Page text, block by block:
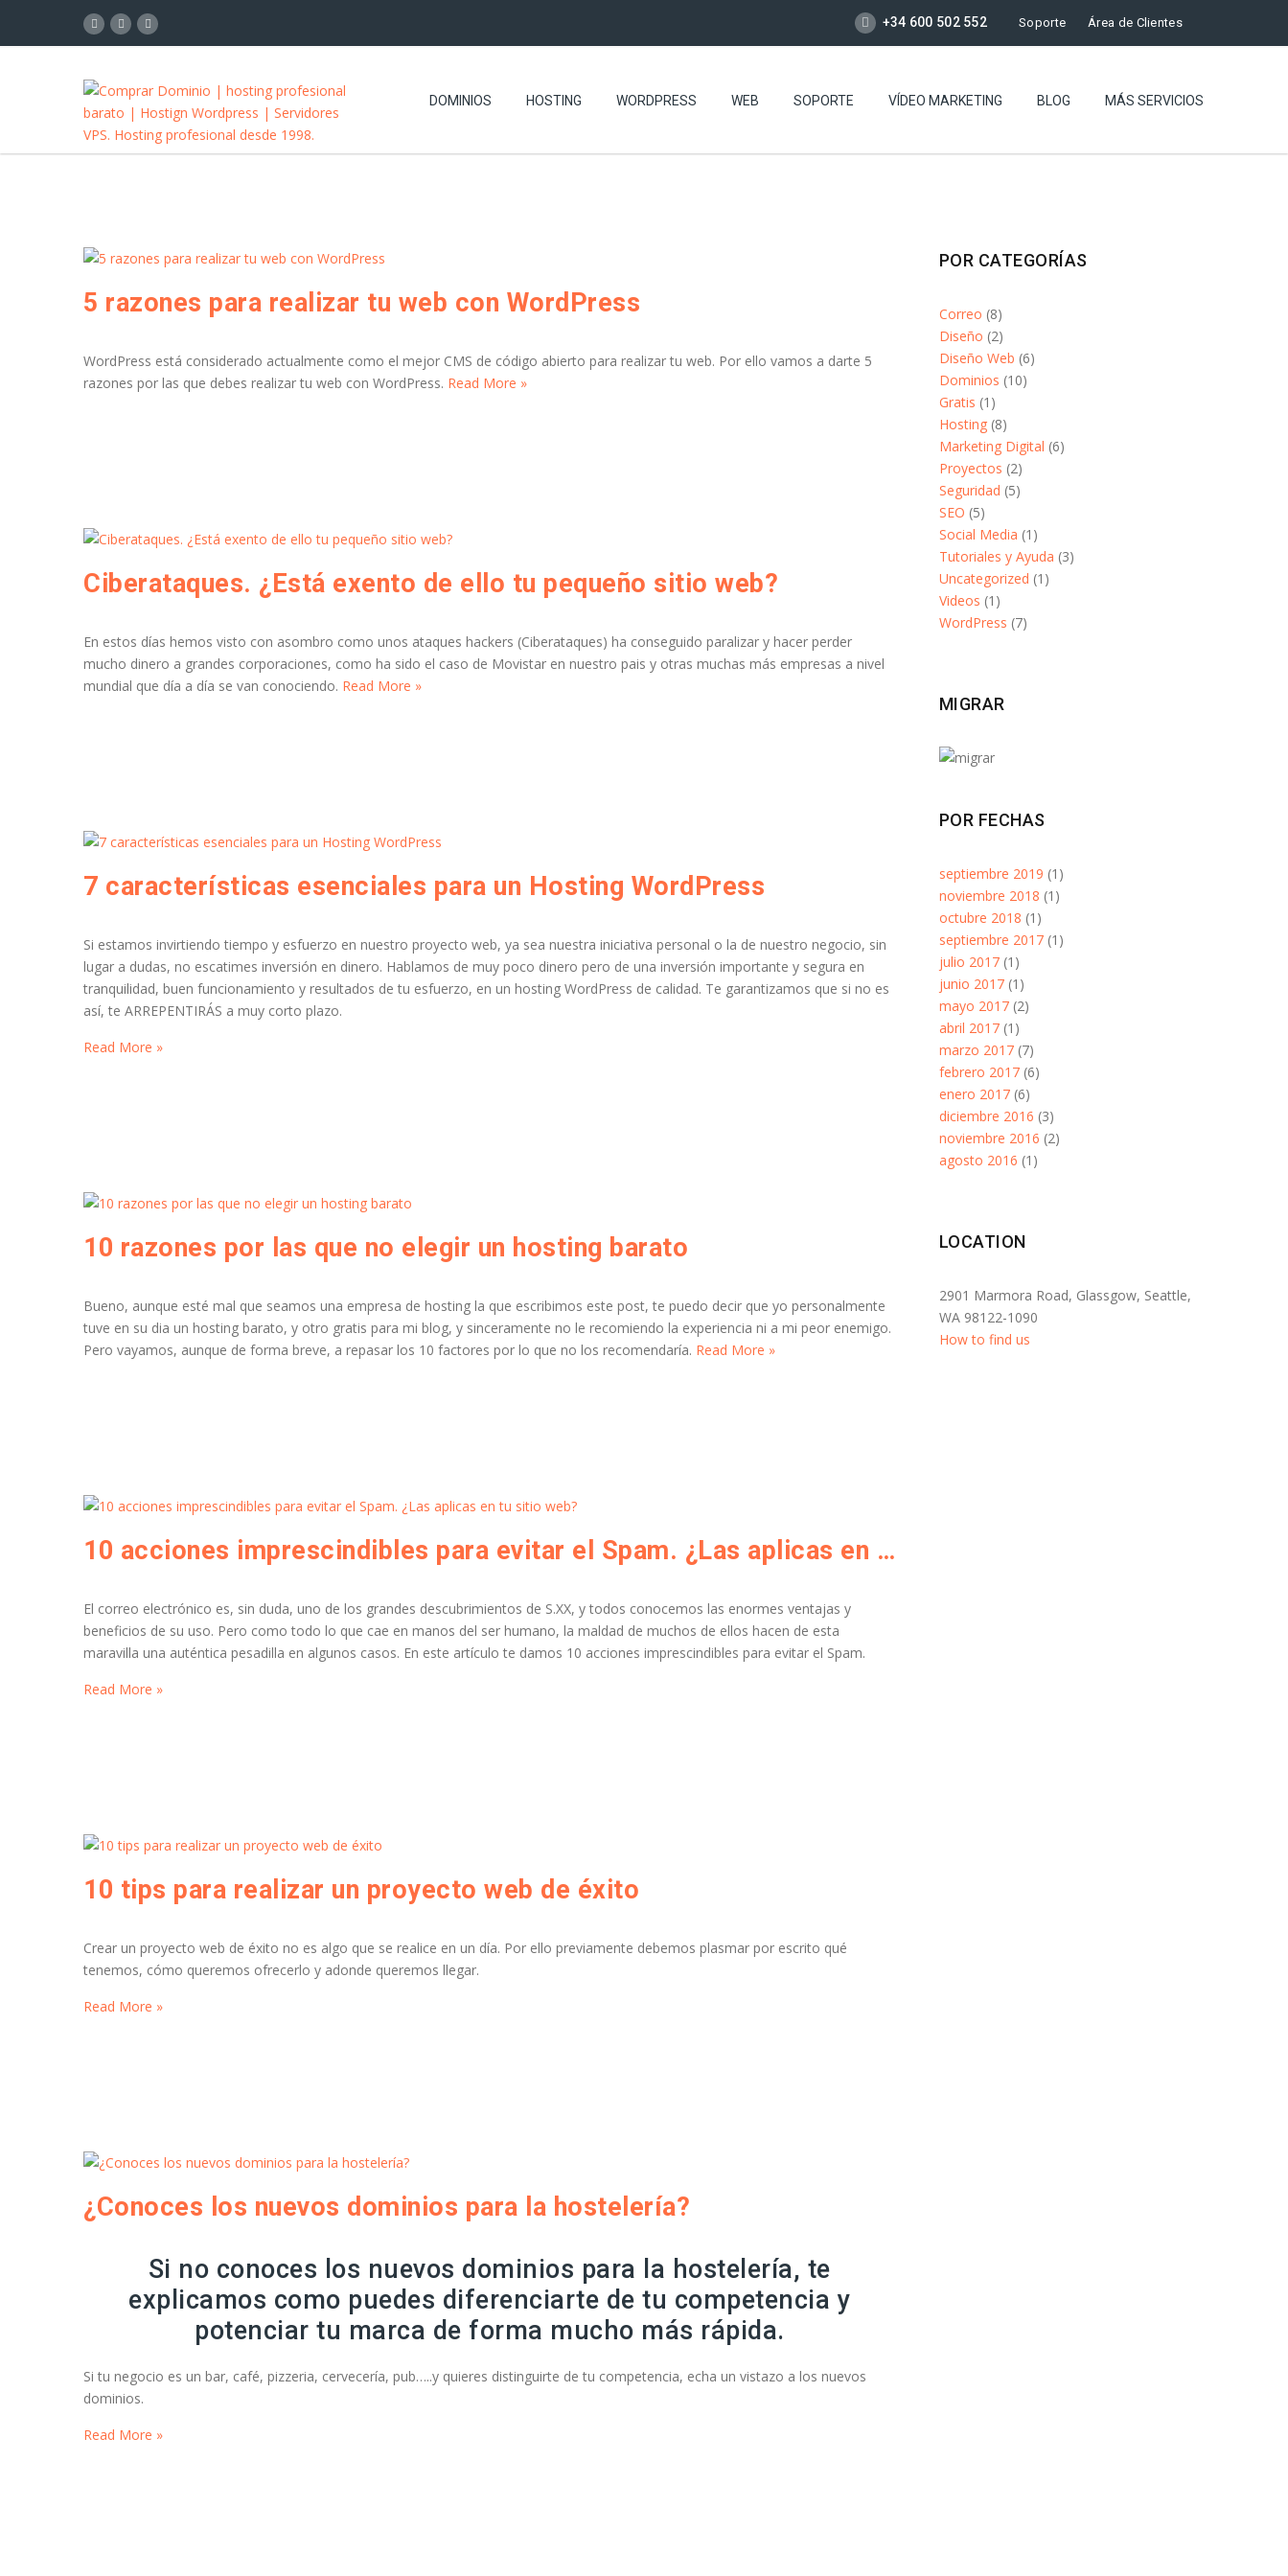
Soporte Área de Clientes
+34 600 502 552
DOMINIOS HOSTING WORDPRESS WEB SOPORTE VÍDEO MARKETING BLOG MÁS SERVICIOS
5 razones para realizar tu web con WordPress
WordPress está considerado actualmente como el mejor CMS de código abierto para realizar tu web. Por ello vamos a darte 5
razones por las que debes realizar tu web con WordPress. Read More »
Ciberataques. ¿Está exento de ello tu pequeño sitio web?
En estos días hemos visto con asombro como unos ataques hackers (Ciberataques) ha conseguido paralizar y hacer perder
mucho dinero a grandes corporaciones, como ha sido el caso de Movistar en nuestro pais y otras muchas más empresas a nivel
mundial que día a día se van conociendo. Read More »
7 características esenciales para un Hosting WordPress
Si estamos invirtiendo tiempo y esfuerzo en nuestro proyecto web, ya sea nuestra iniciativa personal o la de nuestro negocio, sin
lugar a dudas, no escatimes inversión en dinero. Hablamos de muy poco dinero pero de una inversión importante y segura en
tranquilidad, buen funcionamiento y resultados de tu esfuerzo, en un hosting WordPress de calidad. Te garantizamos que si no es
así, te ARREPENTIRÁS a muy corto plazo.
Read More »
10 razones por las que no elegir un hosting barato
Bueno, aunque esté mal que seamos una empresa de hosting la que escribimos este post, te puedo decir que yo personalmente
tuve en su dia un hosting barato, y otro gratis para mi blog, y sinceramente no le recomiendo la experiencia ni a mi peor enemigo.
Pero vayamos, aunque de forma breve, a repasar los 10 factores por lo que no los recomendaría. Read More »
10 acciones imprescindibles para evitar el Spam. ¿Las aplicas en tu sitio web?
El correo electrónico es, sin duda, uno de los grandes descubrimientos de S.XX, y todos conocemos las enormes ventajas y
beneficios de su uso. Pero como todo lo que cae en manos del ser humano, la maldad de muchos de ellos hacen de esta
maravilla una auténtica pesadilla en algunos casos. En este artículo te damos 10 acciones imprescindibles para evitar el Spam.
Read More »
10 tips para realizar un proyecto web de éxito
Crear un proyecto web de éxito no es algo que se realice en un día. Por ello previamente debemos plasmar por escrito qué
tenemos, cómo queremos ofrecerlo y adonde queremos llegar.
Read More »
¿Conoces los nuevos dominios para la hostelería?
Si no conoces los nuevos dominios para la hostelería, te
explicamos como puedes diferenciarte de tu competencia y
potenciar tu marca de forma mucho más rápida.
Si tu negocio es un bar, café, pizzeria, cervecería, pub…..y quieres distinguirte de tu competencia, echa un vistazo a los nuevos
dominios.
Read More »
POR CATEGORÍAS
Correo (8)
Diseño (2)
Diseño Web (6)
Dominios (10)
Gratis (1)
Hosting(8)
Marketing Digital (6)
Proyectos (2)
Seguridad (5)
SEO (5)
Social Media (1)
Tutoriales y Ayuda (3)
Uncategorized (1)
Videos (1)
WordPress (7)
MIGRAR
POR FECHAS
septiembre 2019 (1)
noviembre 2018 (1)
octubre 2018 (1)
septiembre 2017(1)
julio 2017(1)
junio 2017(1)
mayo 2017(2)
abril 2017(1)
marzo 2017(7)
febrero 2017(6)
enero 2017(6)
diciembre 2016 (3)
noviembre 2016 (2)
agosto 2016 (1)
LOCATION
2901 Marmora Road, Glassgow, Seattle,
WA 98122-1090
How to find us